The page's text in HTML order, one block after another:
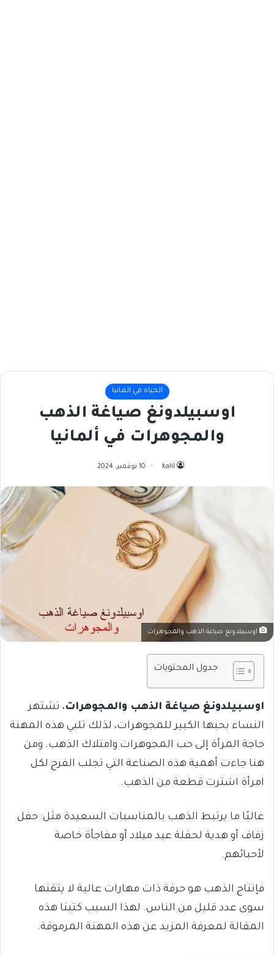
الحياة في المانيا
اوسبيلدونغ صياغة الذهب
والمجوهرات في ألمانيا
kalil 10 نوفمبر، 2024
اوسبيلدونغ صياغة الذهب والمجوهرات
جدول المحتويات
اوسبيلدونغ صياغة الذهب والمجوهرات، تشتهر
النساء بحبها الكبير للمجوهرات، لذلك تلبي هذه المهنة
حاجة المرأة إلى حب المجوهرات وامتلاك الذهب. ومن
هنا جاءت أهمية هذه الصناعة التي تجلب الفرح لكل
امرأة اشترت قطعة من الذهب.
غالبًا ما يرتبط الذهب بالمناسبات السعيدة مثل: حفل
زفاف أو هدية لحفلة عيد ميلاد أو مفاجأة خاصة
لأحبائهم.
فإنتاج الذهب هو حرفة ذات مهارات عالية لا يتقنها
سوى عدد قليل من الناس. لهذا السبب كتبنا هذه
المقالة لمعرفة المزيد عن هذه المهنة المرموقة.